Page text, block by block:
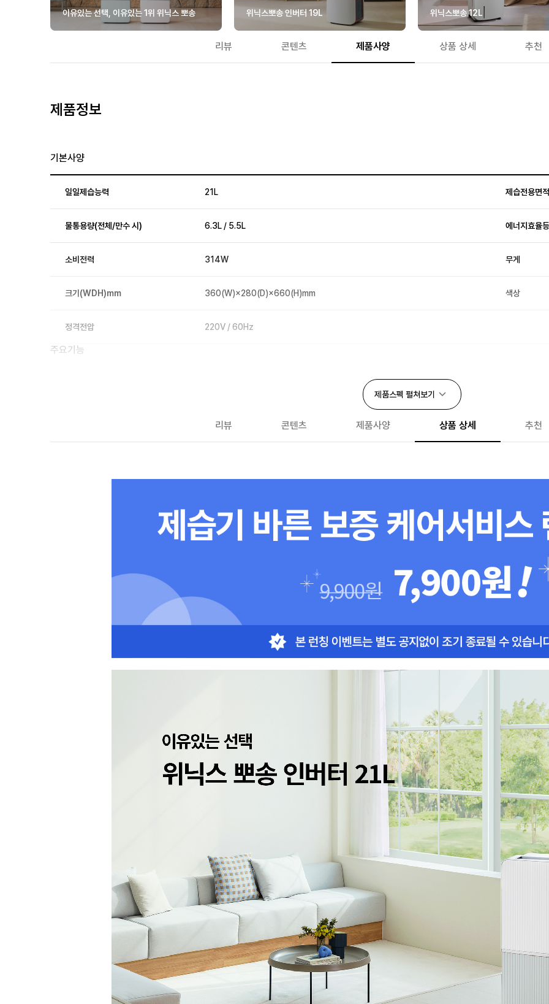
이유있는 선택, 이유있는 1위 위닉스 뽀송 위닉스뽀송 인버터 19L 위닉스뽀송 12L
리뷰 콘텐츠 제품사양 상품 상세 추천
제품정보
기본사양
일일제습능력 21L 제습전용면적
물통용량(전체/만수 시) 6.3L / 5.5L 에너지효율
소비전력 314W 무게
크기(WDH)mm 360(W)×280(D)×660(H)mm 색상
정격전압 220V / 60Hz
주요기능
연속배수기능
O 스마트폰제어
집중건조키트 포함
제품스펙 펼쳐보기
리뷰 콘텐츠 제품사양 상품 상세 추천